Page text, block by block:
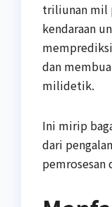
triliunan mil
kendaraan
dan
milidetik.
Ini mirip
dari
pemrosesan